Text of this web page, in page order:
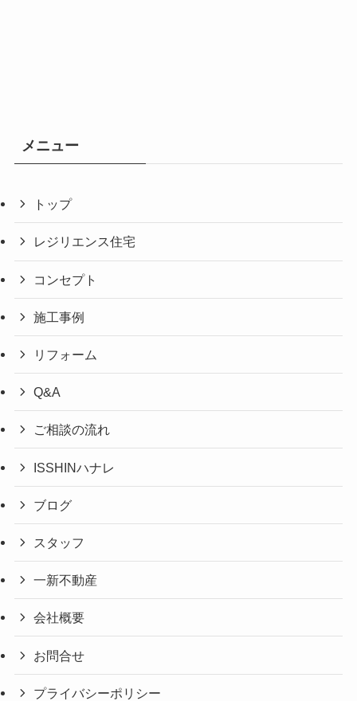
メニュー
トップ
レジリエンス住宅
コンセプト
施工事例
リフォーム
Q&A
ご相談の流れ
ISSHINハナレ
ブログ
スタッフ
一新不動産
会社概要
お問合せ
プライバシーポリシー